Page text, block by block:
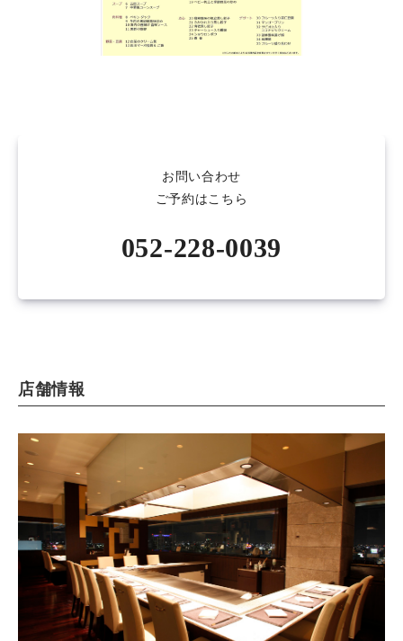
お問い合わせ
ご予約はこちら
052-228-0039
店舗情報